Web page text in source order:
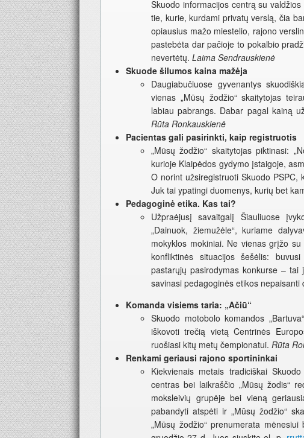
Skuodo informacijos centrą su
tie, kurie, kurdami privatų verslą, čia
opiausius mažo miestelio, rajono
pastebėta dar pačioje to pokalbio
nevertėtų. Laima Sendrauskienė
Skuode šilumos kaina mažėja
Daugiabučiuose gyvenantys
vienas „Mūsų žodžio“ skaitytojas
labiau pabrangs. Dabar pagal kainą
Rūta Ronkauskienė
Pacientas gali pasirinkti, kaip registruotis
„Mūsų žodžio“ skaitytojas piktinasi:
kurioje Klaipėdos gydymo įstaigoje,
O norint užsiregistruoti Skuodo
Juk tai ypatingi duomenys, kurių bet
Pedagoginė etika. Kas tai?
Užpraėjusį savaitgalį Šiauliuose
„Dainuok, žiemužėle“, kuriame
mokyklos mokiniai. Ne vienas grįžo
konfliktinės situacijos šešėlis:
pastarųjų pasirodymas konkurse –
savinasi pedagoginės etikos nepaisanti
Komanda visiems taria: „Ačiū“
Skuodo motobolo komandos
iškovoti trečią vietą Centrinės
ruošiasi kitų metų čempionatui. Rūta
Renkami geriausi rajono sportininkai
Kiekvienais metais tradiciškai
centras bei laikraščio „Mūsų žodis“
moksleivių grupėje bei vieną
pabandyti atspėti ir „Mūsų žodžio“
„Mūsų žodžio“ prenumerata